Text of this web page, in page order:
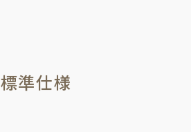
標準仕様